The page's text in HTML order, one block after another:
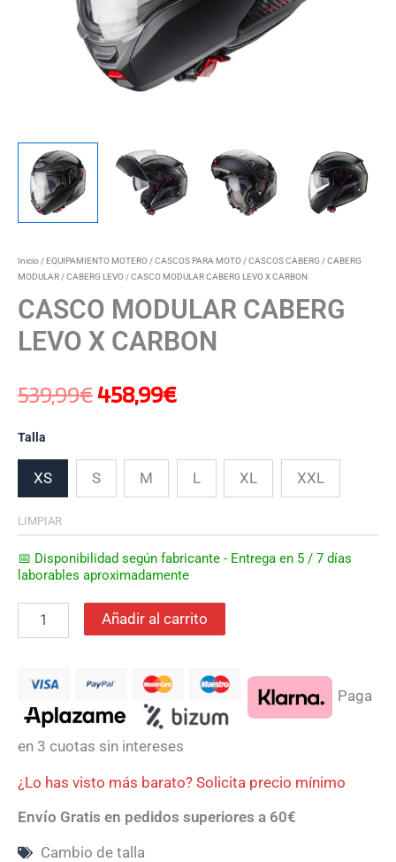
Inicio /EQUIPAMIENTO MOTERO /CASCOS PARA MOTO /CASCOS CABERG /CABERG
MODULAR /CABERG LEVO / CASCO MODULAR CABERG LEVO X CARBON
CASCO MODULAR CABERG
LEVO X CARBON
539,99€458,99€
Talla
XS S M L XL XXL
LIMPIAR
📅 Disponibilidad según fabricante - Entrega en 5 / 7 días
laborables aproximadamente
Añadir al carrito
Paga
en 3 cuotas sin intereses
¿Lo has visto más barato? Solicita precio mínimo
Envío Gratis en pedidos superiores a 60€
Cambio de talla